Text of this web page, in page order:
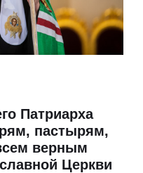
Патриарха
пастырям,
верным
Церкви